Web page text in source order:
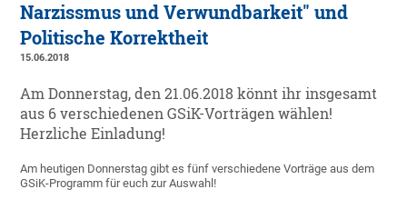
Narzissmus und Verwundbarkeit" und
Politische Korrektheit
15.06.2018
Am Donnerstag, den 21.06.2018 könnt ihr insgesamt
aus 6 verschiedenen GSiK-Vorträgen wählen!
Herzliche Einladung!
Am heutigen Donnerstag gibt es fünf verschiedene Vorträge aus dem
GSiK-Programm für euch zur Auswahl!